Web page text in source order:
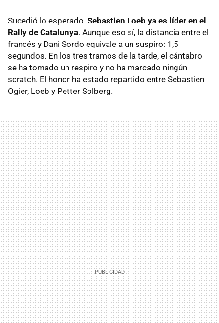
Sucedió lo esperado. Sebastien Loeb ya es líder en el
Rally de Catalunya. Aunque eso sí, la distancia entre el
francés y Dani Sordo equivale a un suspiro: 1,5
segundos. En los tres tramos de la tarde, el cántabro
se ha tomado un respiro y no ha marcado ningún
scratch. El honor ha estado repartido entre Sebastien
Ogier, Loeb y Petter Solberg.